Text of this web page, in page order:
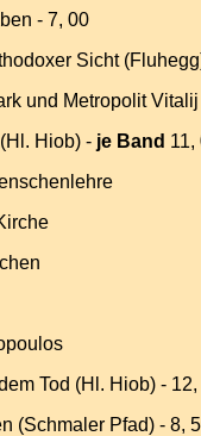
- 7, 00
Sicht
und Metropolit
Hiob) - je Band 11,
Tod (Hl. Hiob) - 12,
(Schmaler Pfad) - 8,